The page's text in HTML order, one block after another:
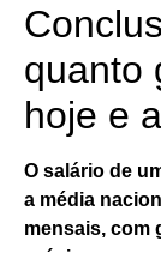
quanto
hoje e
O salário de
a média
mensais, com